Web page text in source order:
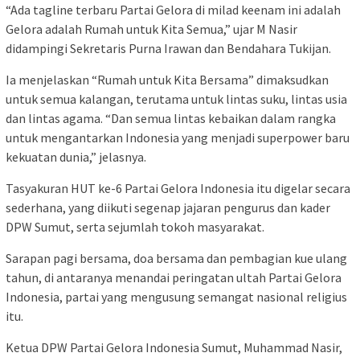
“Ada tagline terbaru Partai Gelora di milad keenam ini adalah
Gelora adalah Rumah untuk Kita Semua,” ujar M Nasir
didampingi Sekretaris Purna Irawan dan Bendahara Tukijan.
Ia menjelaskan “Rumah untuk Kita Bersama” dimaksudkan
untuk semua kalangan, terutama untuk lintas suku, lintas usia
dan lintas agama. “Dan semua lintas kebaikan dalam rangka
untuk mengantarkan Indonesia yang menjadi superpower baru
kekuatan dunia,” jelasnya.
Tasyakuran HUT ke-6 Partai Gelora Indonesia itu digelar secara
sederhana, yang diikuti segenap jajaran pengurus dan kader
DPW Sumut, serta sejumlah tokoh masyarakat.
Sarapan pagi bersama, doa bersama dan pembagian kue ulang
tahun, di antaranya menandai peringatan ultah Partai Gelora
Indonesia, partai yang mengusung semangat nasional religius
itu.
Ketua DPW Partai Gelora Indonesia Sumut, Muhammad Nasir,